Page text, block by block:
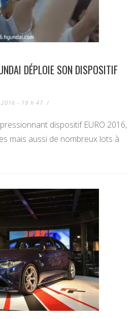
DÉPLOIE SON DISPOSITIF
- 19 h 47 /
dispositif EURO 2016,
mais aussi de nombreux lots à